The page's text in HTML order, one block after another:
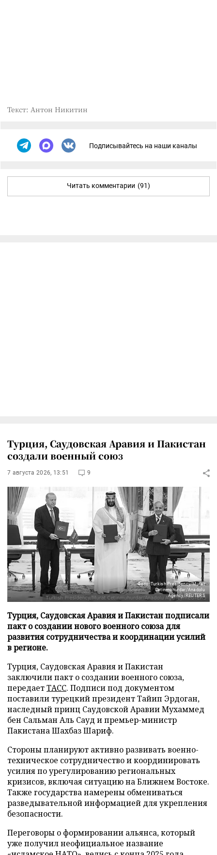
Текст: Антон Никитин
Подписывайтесь на наши каналы
Читать комментарии (91)
Турция, Саудовская Аравия и Пакистан
создали военный союз
7 августа 2026, 13:51 9
Фото: Turkish Presidency/Murat
Cetinmuhurdar/Anadolu
Agency/REUTERS
Турция, Саудовская Аравия и Пакистан подписали
пакт о создании нового военного союза для
развития сотрудничества и координации усилий
в регионе.
Турция, Саудовская Аравия и Пакистан
заключили пакт о создании военного союза,
передаетТАСС. Подписи под документом
поставили турецкий президент Тайип Эрдоган,
наследный принц Саудовской Аравии Мухаммед
бен Сальман Аль Сауд и премьер-министр
Пакистана Шахбаз Шариф.
Стороны планируют активно развивать военно-
техническое сотрудничество и координировать
усилия по урегулированию региональных
кризисов, включая ситуацию на Ближнем Востоке.
Также государства намерены обмениваться
разведывательной информацией для укрепления
безопасности.
Переговоры о формировании альянса, который
уже получил неофициальное название